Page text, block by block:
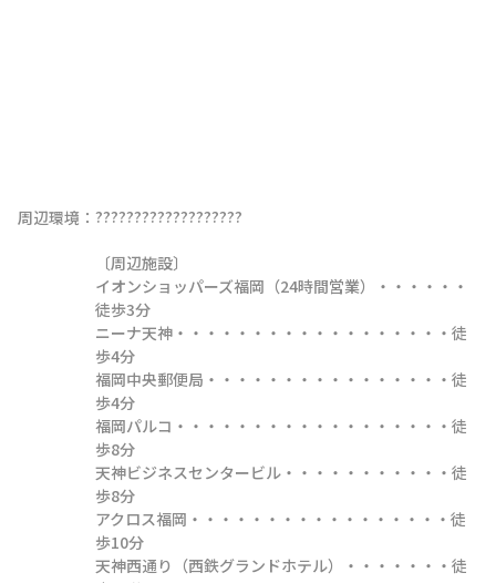
周辺環境： ???????????????????
〔周辺施設〕
イオンショッパーズ福岡（24時間営業）・・・・・・
徒歩3分
ニーナ天神・・・・・・・・・・・・・・・・・・徒
歩4分
福岡中央郵便局・・・・・・・・・・・・・・・・徒
歩4分
福岡パルコ・・・・・・・・・・・・・・・・・・徒
歩8分
天神ビジネスセンタービル・・・・・・・・・・・徒
歩8分
アクロス福岡・・・・・・・・・・・・・・・・・徒
歩10分
天神西通り（西鉄グランドホテル）・・・・・・・徒